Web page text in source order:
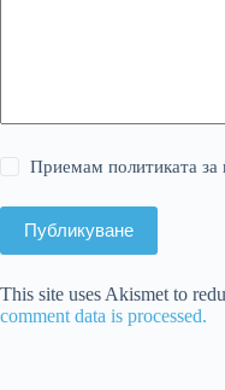
Приемам политиката за
Публикуване
This site uses Akismet to
comment data is processed.